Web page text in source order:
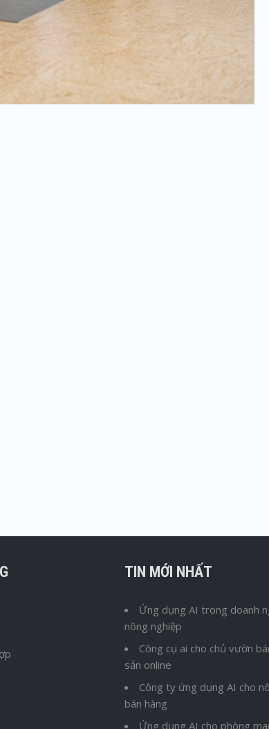
TIN MỚI NHẤT
Ứng dụng AI trong doanh
nông nghiệp
Công cụ ai cho chủ vườn
sản online
Công ty ứng dụng AI cho
bán hàng
Ứng dụng AI cho phòng